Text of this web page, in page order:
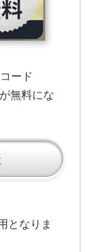
ード
無料にな
となりま